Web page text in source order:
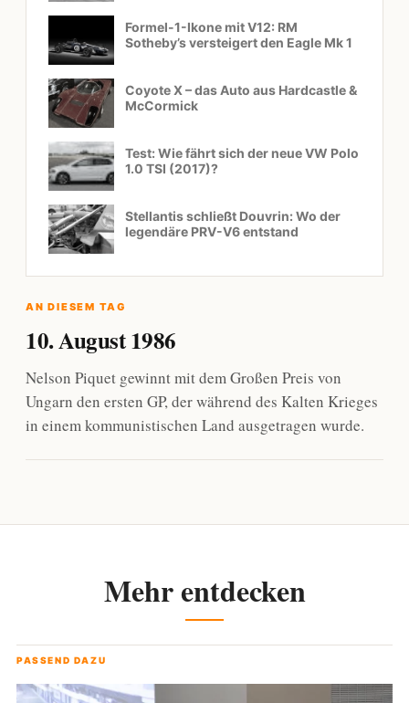
Formel-1-Ikone mit V12: RM
Sotheby’s versteigert den Eagle Mk 1
Coyote X – das Auto aus Hardcastle &
McCormick
Test: Wie fährt sich der neue VW Polo
1.0 TSI (2017)?
Stellantis schließt Douvrin: Wo der
legendäre PRV-V6 entstand
AN DIESEM TAG
10. August 1986
Nelson Piquet gewinnt mit dem Großen Preis von
Ungarn den ersten GP, der während des Kalten Krieges
in einem kommunistischen Land ausgetragen wurde.
Mehr entdecken
PASSEND DAZU